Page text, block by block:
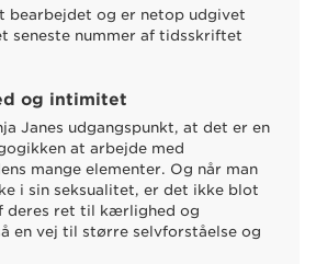
bearbejdet og er netop udgivet
seneste nummer af tidsskriftet
og intimitet
Janes udgangspunkt, at det er en
at arbejde med
mange elementer. Og når man
i sin seksualitet, er det ikke blot
deres ret til kærlighed og
en vej til større selvforståelse og